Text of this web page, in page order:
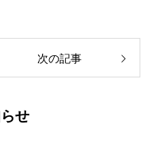
次の記事
せ